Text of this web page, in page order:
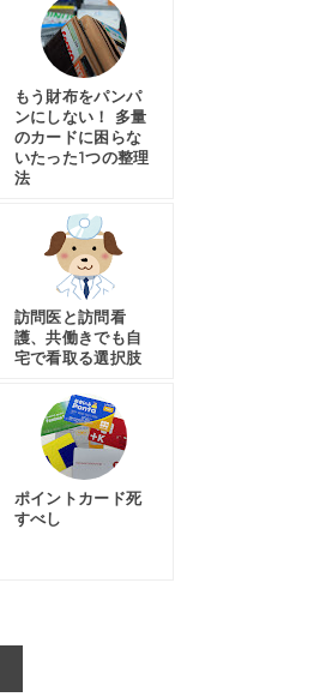
もう財布をパンパ
ンにしない！ 多量
のカードに困らな
いたった1つの整理
法
訪問医と訪問看
護、共働きでも自
宅で看取る選択肢
ポイントカード死
すべし